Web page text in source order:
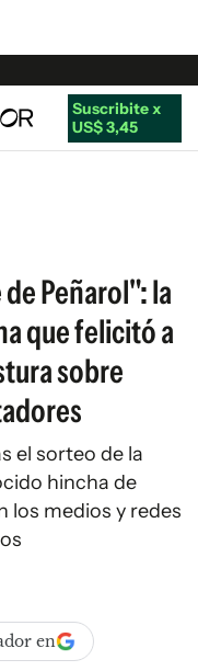
Suscribite x
US$ 3,45
Peñarol": la
que felicitó a
sobre
el sorteo de la
hincha de
los medios y redes
en